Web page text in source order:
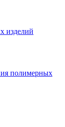
изделий
полимерных